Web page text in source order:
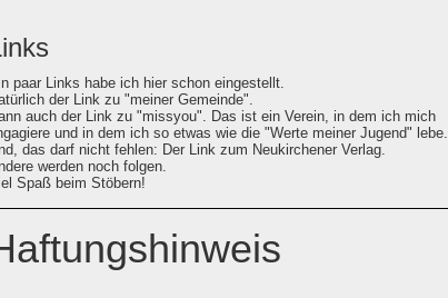
paar Links habe ich hier schon eingestellt.
der Link zu "meiner Gemeinde".
auch der Link zu "missyou". Das ist ein Verein, in dem ich mich
und in dem ich so etwas wie die "Werte meiner Jugend" lebe.
das darf nicht fehlen: Der Link zum Neukirchener Verlag.
werden noch folgen.
Spaß beim Stöbern!